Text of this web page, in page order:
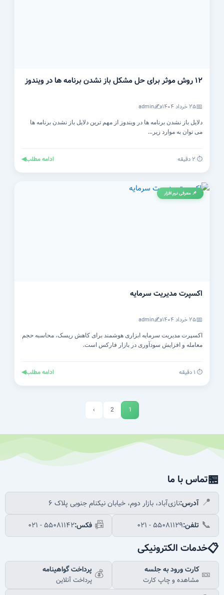
۱۲ روش موثر برای حل مشکل باز نشدن برنامه ها در ویندوز
📅۲۵ خرداد ۱۴۰۴ ✍️
admin
دلایل باز نشدن برنامه ها در ویندوز از مهم ترین دلایل باز نشدن برنامه ها
می توان به موارد زیر...
⏱️ ۲ دقیقه ادامه مطلب◀
📌 معرفی نرم افزار
اکسپرت مدیریت سرمایه
📅۲۵ خرداد ۱۴۰۴ ✍️
admin
اکسپرت مدیریت سرمایه ابزاری هوشمند برای کاهش ریسک، محاسبه حجم
معامله و افزایش سودآوری در بازار فارکس است.
⏱️ ۱ دقیقه ادامه مطلب◀
1
2
›
🏪تماس با ما
📍 آدرس:نازی‌آباد، بازار دوم، خیابان نیکنام جنوبی پلاک ۶
📞 تلفن:۰۲۱ - ۵۵۰۸۱۱۲۹ 📠 فکس:۰۲۱ - ۵۵۰۸۱۱۴۲
📋خدمات الکترونیکی
🎫 کارت ورود به جلسه
مشاهده و چاپ کارت 💰 پرداخت گواهینامه
پرداخت آنلاین